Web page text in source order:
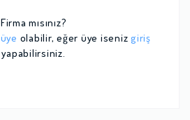
Firma mısınız?
üye olabilir, eğer üye iseniz giriş
yapabilirsiniz.